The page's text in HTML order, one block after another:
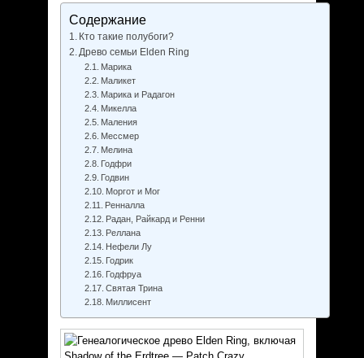
Содержание
Кто такие полубоги?
Древо семьи Elden Ring
Марика
Маликет
Марика и Радагон
Микелла
Маления
Мессмер
Мелина
Годфри
Годвин
Моргот и Мог
Ренналла
Радан, Райкард и Ренни
Реллана
Нефели Лу
Годрик
Годфруа
Святая Трина
Миллисент